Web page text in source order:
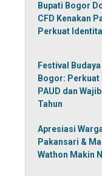
Bupati Bogor
CFD Kenakan
Perkuat
Festival
Bogor: Perkuat
PAUD dan
Tahun
Apresiasi
Pakansari &
Wathon Makin